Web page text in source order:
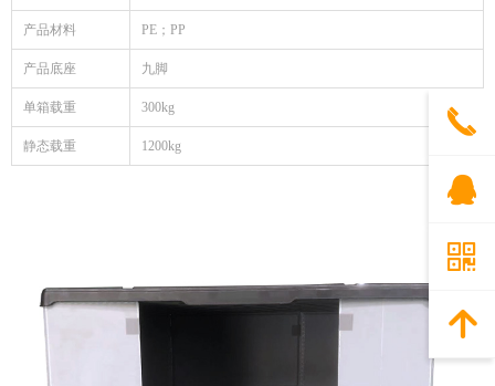
产品材料 PE；PP
产品底座 九脚
单箱载重 300kg
静态载重 1200kg
끅
뀩
낃
녕